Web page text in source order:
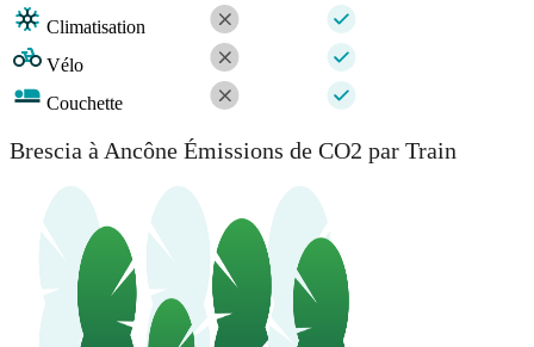
Climatisation
Vélo
Couchette
Brescia à Ancône Émissions de CO2 par Train